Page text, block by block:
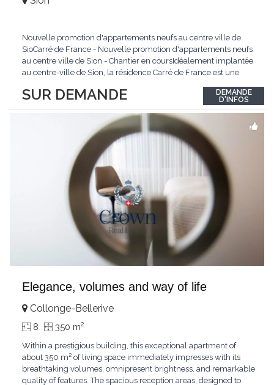
SUR DEMANDE
Nouvelle promotion d'appartements neufs au centre ville de
SioCarré de France - Nouvelle promotion d'appartements neufs
au centre ville de Sion - Chantier en coursIdéalement implantée
au centre-ville de Sion, la résidence Carré de France est une
contemporaine, qualité de vie et emplacement privilégié.Ce
projet d'envergure comprend 38...
DEMANDE
D'INFOS
Elegance, volumes and way of life
Collonge-Bellerive
8 350 m2
Within a prestigious building, this exceptional apartment of
about 350 m² of living space immediately impresses with its
breathtaking volumes, omnipresent brightness, and remarkable
quality of features. The spacious reception areas, designed to